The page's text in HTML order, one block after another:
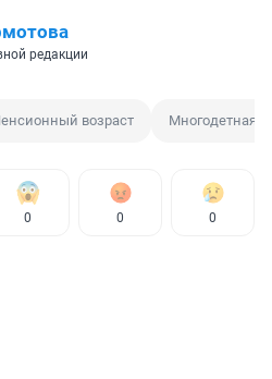
редакции
возраст Многодетная
0 0 0